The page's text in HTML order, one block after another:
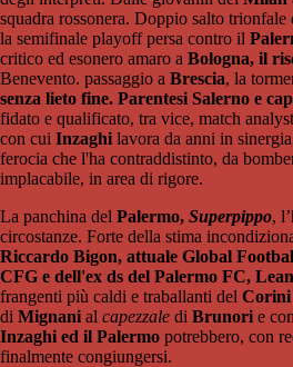
squadra rossonera. Doppio salto trionfale
la semifinale playoff persa contro il
critico ed esonero amaro a Bologna, il
Benevento. passaggio a Brescia, la
senza lieto fine. Parentesi Salerno e
fidato e qualificato, tra vice, match
con cui Inzaghi lavora da anni in
ferocia che l'ha contraddistinto, da
implacabile, in area di rigore.
La panchina del Palermo, Superpippo,
circostanze. Forte della stima
Riccardo Bigon, attuale Global
CFG e dell'ex ds del Palermo FC,
frangenti più caldi e traballanti del Corini
di Mignani al capezzale di Brunori e
Inzaghi ed il Palermo potrebbero, con
finalmente congiungersi.